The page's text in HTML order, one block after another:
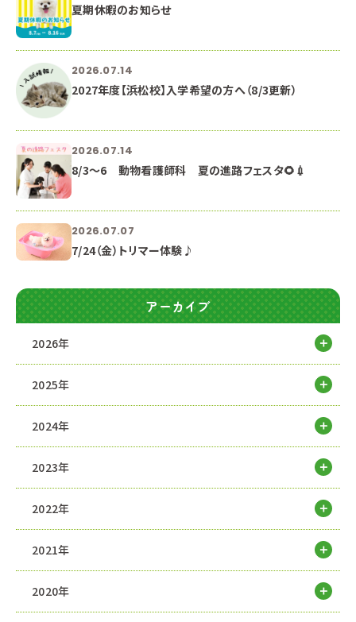
夏期休暇のお知らせ
2026.07.14
2027年度【浜松校】入学希望の方へ（8/3更新）
2026.07.14
8/3～6 動物看護師科 夏の進路フェスタ🌻💉
2026.07.07
7/24（金）トリマー体験♪
アーカイブ
2026年
2025年
2024年
2023年
2022年
2021年
2020年